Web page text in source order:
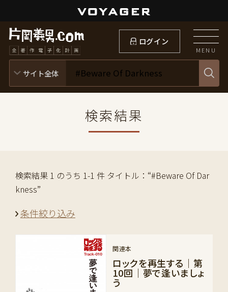
ログイン
MENU
検索結果
検索結果 1 のうち 1-1 件 タイトル：“#Beware Of Dar
kness”
条件絞り込み
関連本
ロックを再生する｜第
10回｜夢で逢いましょ
う